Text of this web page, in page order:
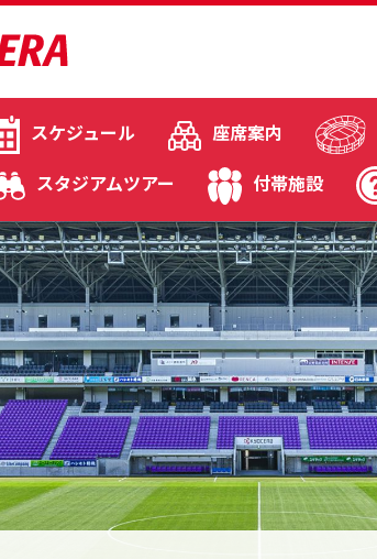
スケジュール 座席案内
スタジアムツアー 付帯施設